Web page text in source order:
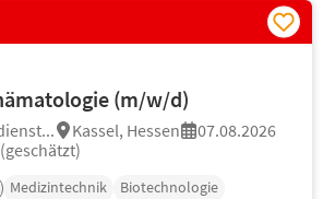
(m/w/d)
Kassel, Hessen
07.08.2026
Medizintechnik
Biotechnologie